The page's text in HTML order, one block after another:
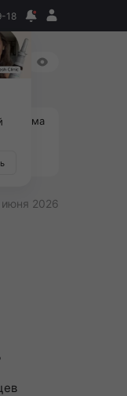
18
дома
2026